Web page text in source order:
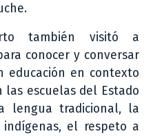
también visitó a
conocer y conversar
educación en contexto
escuelas del Estado
lengua tradicional, la
el respeto a